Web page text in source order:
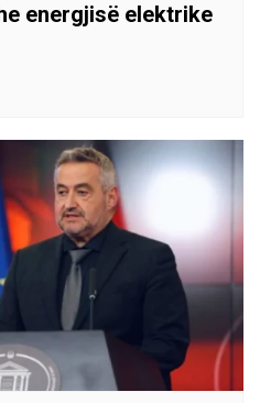
energjisë elektrike